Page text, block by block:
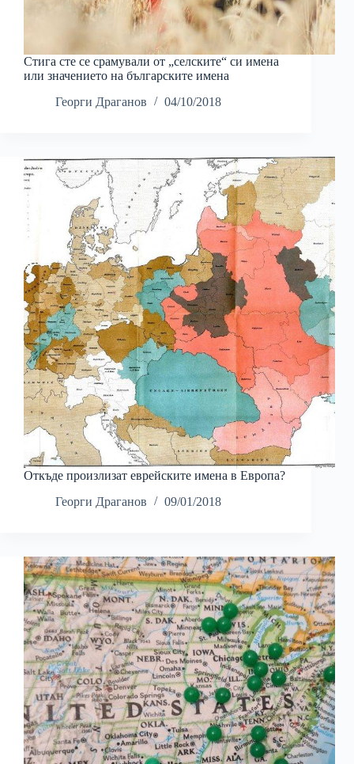
Стига сте се срамували от „селските“ си имена
или значението на българските имена
Георги Драганов
04/10/2018
Откъде произлизат еврейските имена в Европа?
Георги Драганов
09/01/2018